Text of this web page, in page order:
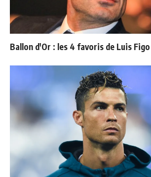
Ballon d'Or : les 4 favoris de Luis Figo